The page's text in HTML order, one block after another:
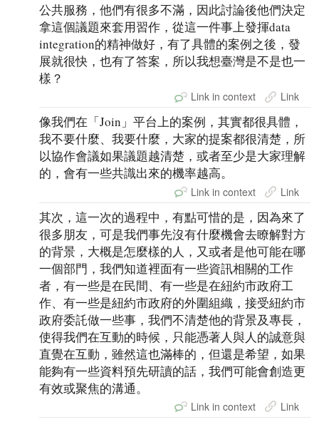
公共服務，他們有很多不滿，因此討論後他們決定
拿這個議題來套用習作，從這一件事上發揮data
integration的精神做好，有了具體的案例之後，發
展就很快，也有了答案，所以我想臺灣是不是也一
樣？
Link in context Link
像我們在「Join」平台上的案例，其實都很具體，
我不要什麼、我要什麼，大家的提案都很清楚，所
以協作會議如果議題越清楚，或者至少是大家理解
的，會有一些共識出來的機率越高。
Link in context Link
其次，這一次的過程中，有點可惜的是，因為來了
很多朋友，可是我們事先沒有什麼機會去瞭解對方
的背景，大概是怎麼樣的人，又或者是他可能在哪
一個部門，我們知道裡面有一些資訊相關的工作
者，有一些是在民間、有一些是在紐約市政府工
作、有一些是紐約市政府的外圍組織，接受紐約市
政府委託做一些事，我們不清楚他的背景及專長，
使得我們在互動的時候，只能憑著人與人的誠意與
直覺在互動，雖然這也滿棒的，但還是希望，如果
能夠有一些資料預先研讀的話，我們可能會創造更
有效或聚焦的溝通。
Link in context Link